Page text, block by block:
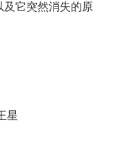
及它突然消失的原
星